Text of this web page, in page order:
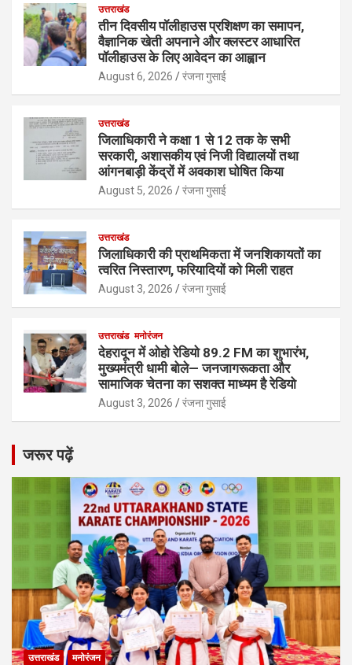
उत्तराखंड
तीन दिवसीय पॉलीहाउस प्रशिक्षण का समापन,
वैज्ञानिक खेती अपनाने और क्लस्टर आधारित
पॉलीहाउस के लिए आवेदन का आह्वान
August 6, 2026 रंजना गुसाई
उत्तराखंड
जिलाधिकारी ने कक्षा 1 से 12 तक के सभी
सरकारी, अशासकीय एवं निजी विद्यालयों तथा
आंगनबाड़ी केंद्रों में अवकाश घोषित किया
August 5, 2026 रंजना गुसाई
उत्तराखंड
जिलाधिकारी की प्राथमिकता में जनशिकायतों का
त्वरित निस्तारण, फरियादियों को मिली राहत
August 3, 2026 रंजना गुसाई
उत्तराखंड मनोरंजन
देहरादून में ओहो रेडियो 89.2 FM का शुभारंभ,
मुख्यमंत्री धामी बोले— जनजागरूकता और
सामाजिक चेतना का सशक्त माध्यम है रेडियो
August 3, 2026 रंजना गुसाई
जरूर पढ़ें
उत्तराखंड मनोरंजन